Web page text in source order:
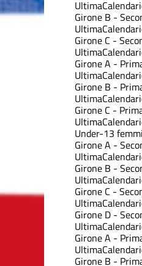
Ultima
Girone B -
Ultima
Girone C -
Ultima
Girone A -
Ultima
Girone B -
Ultima
Girone C -
Ultima
Under-13
Girone A -
Ultima
Girone B -
Ultima
Girone C -
Ultima
Girone D -
Ultima
Girone A -
Ultima
Girone B -